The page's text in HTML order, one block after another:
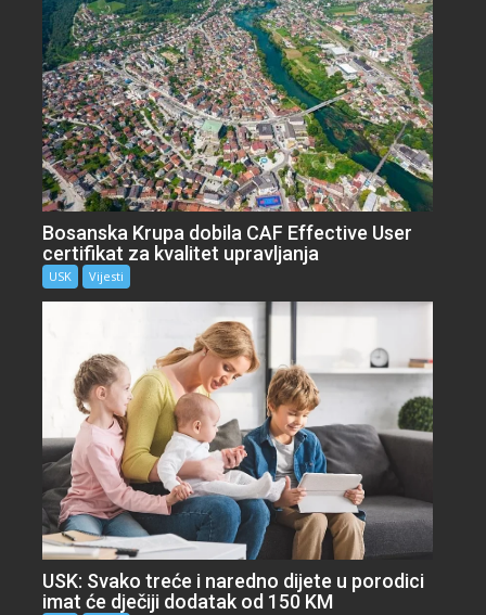
Bosanska Krupa dobila CAF Effective User
certifikat za kvalitet upravljanja
USK Vijesti
USK: Svako treće i naredno dijete u porodici
imat će dječiji dodatak od 150 KM